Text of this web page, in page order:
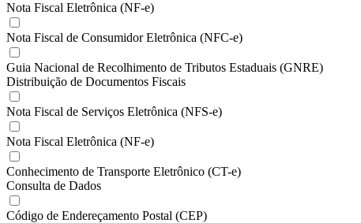
Nota Fiscal Eletrônica (NF-e)
Nota Fiscal de Consumidor Eletrônica (NFC-e)
Guia Nacional de Recolhimento de Tributos Estaduais (GNRE)
Distribuição de Documentos Fiscais
Nota Fiscal de Serviços Eletrônica (NFS-e)
Nota Fiscal Eletrônica (NF-e)
Conhecimento de Transporte Eletrônico (CT-e)
Consulta de Dados
Código de Endereçamento Postal (CEP)